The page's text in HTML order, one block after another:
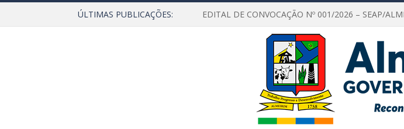
ÚLTIMAS PUBLICAÇÕES: EDITAL DE CONVOCAÇÃO Nº 001/2026 – SEAP/